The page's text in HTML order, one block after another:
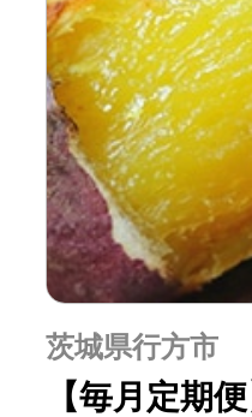
茨城県行方市
【毎月定期